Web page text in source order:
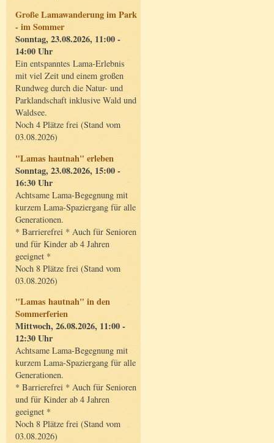
Große Lamawanderung im Park
- im Sommer
Sonntag, 23.08.2026, 11:00 -
14:00 Uhr
Ein entspanntes Lama-Erlebnis
mit viel Zeit und einem großen
Rundweg durch die Natur- und
Parklandschaft inklusive Wald und
Waldsee.
Noch 4 Plätze frei (Stand vom
03.08.2026)
"Lamas hautnah" erleben
Sonntag, 23.08.2026, 15:00 -
16:30 Uhr
Achtsame Lama-Begegnung mit
kurzem Lama-Spaziergang für alle
Generationen.
* Barrierefrei * Auch für Senioren
und für Kinder ab 4 Jahren
geeignet *
Noch 8 Plätze frei (Stand vom
03.08.2026)
"Lamas hautnah" in den
Sommerferien
Mittwoch, 26.08.2026, 11:00 -
12:30 Uhr
Achtsame Lama-Begegnung mit
kurzem Lama-Spaziergang für alle
Generationen.
* Barrierefrei * Auch für Senioren
und für Kinder ab 4 Jahren
geeignet *
Noch 8 Plätze frei (Stand vom
03.08.2026)